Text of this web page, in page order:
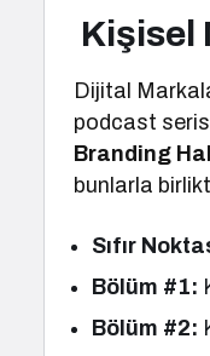
Kişisel
Dijital
podcast
Branding
bunlarla
Sıfır
Bölüm #1:
Bölüm #2: